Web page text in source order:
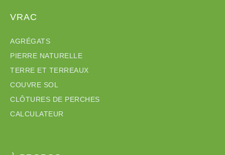
VRAC
AGRÉGATS
PIERRE NATURELLE
TERRE ET TERREAUX
COUVRE SOL
CLÔTURES DE PERCHES
CALCULATEUR